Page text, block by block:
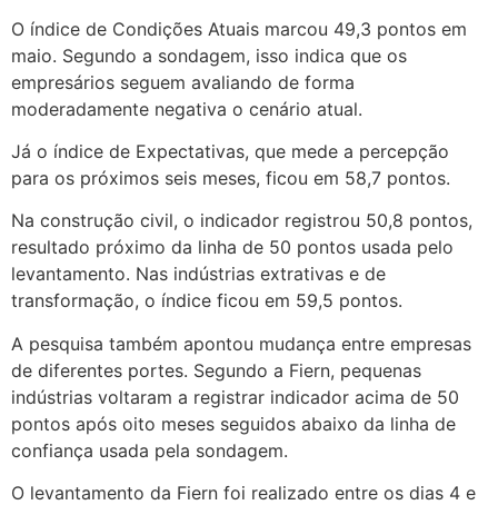
O índice de Condições Atuais marcou 49,3 pontos em
maio. Segundo a sondagem, isso indica que os
empresários seguem avaliando de forma
moderadamente negativa o cenário atual.
Já o índice de Expectativas, que mede a percepção
para os próximos seis meses, ficou em 58,7 pontos.
Na construção civil, o indicador registrou 50,8 pontos,
resultado próximo da linha de 50 pontos usada pelo
levantamento. Nas indústrias extrativas e de
transformação, o índice ficou em 59,5 pontos.
A pesquisa também apontou mudança entre empresas
de diferentes portes. Segundo a Fiern, pequenas
indústrias voltaram a registrar indicador acima de 50
pontos após oito meses seguidos abaixo da linha de
confiança usada pela sondagem.
O levantamento da Fiern foi realizado entre os dias 4 e